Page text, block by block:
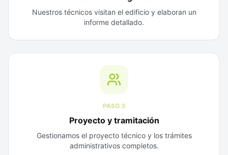
Nuestros técnicos visitan el edificio y elaboran un
informe detallado.
PASO 3
Proyecto y tramitación
Gestionamos el proyecto técnico y los trámites
administrativos completos.